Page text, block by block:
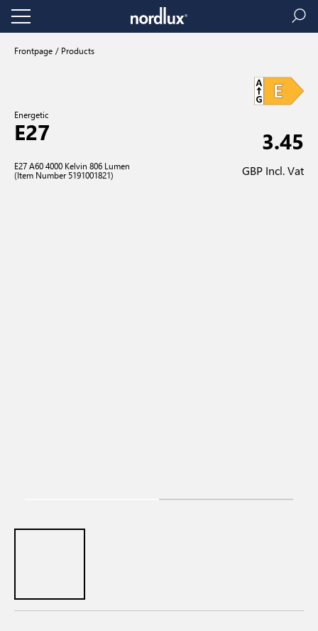
Frontpage Products
Energetic
E27
E27 A60 4000 Kelvin 806 Lumen
(Item Number 5191001821)
3.45
GBP Incl. Vat